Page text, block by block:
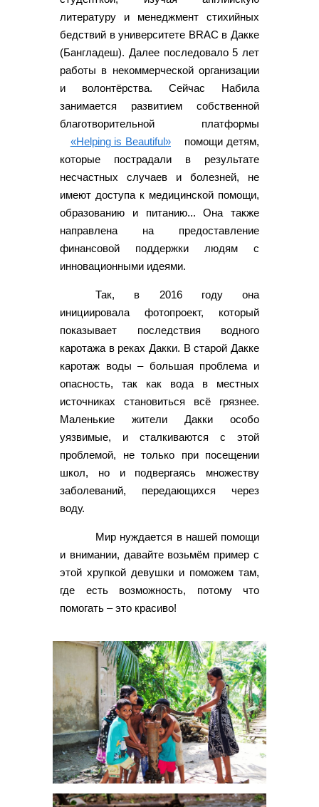
литературу и менеджмент стихийных
бедствий в университете BRAC в Дакке
(Бангладеш). Далее последовало 5 лет
работы в некоммерческой организации
и волонтёрства. Сейчас Набила
занимается развитием собственной
благотворительной платформы
«Helping is Beautiful»
помощи детям,
которые пострадали в результате
несчастных случаев и болезней, не
имеют доступа к медицинской помощи,
образованию и питанию... Она также
направлена на предоставление
финансовой поддержки людям с
инновационными идеями.
Так, в 2016 году она
инициировала фотопроект, который
показывает последствия водного
каротажа в реках Дакки. В старой Дакке
каротаж воды – большая проблема и
опасность, так как вода в местных
источниках становиться всё грязнее.
Маленькие жители Дакки особо
уязвимые, и сталкиваются с этой
проблемой, не только при посещении
школ, но и подвергаясь множеству
заболеваний, передающихся через
воду.
Мир нуждается в нашей помощи
и внимании, давайте возьмём пример с
этой хрупкой девушки и поможем там,
где есть возможность, потому что
помогать – это красиво!